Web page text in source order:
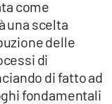
come
una scelta
delle
di
di fatto ad
fondamentali